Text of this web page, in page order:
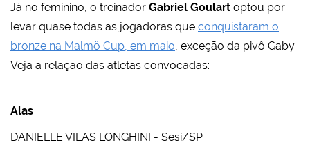
Já no feminino, o treinador Gabriel Goulart optou por
levar quase todas as jogadoras que conquistaram o
bronze na Malmö Cup, em maio, exceção da pivô Gaby.
Veja a relação das atletas convocadas:
Alas
DANIELLE VILAS LONGHINI - Sesi/SP